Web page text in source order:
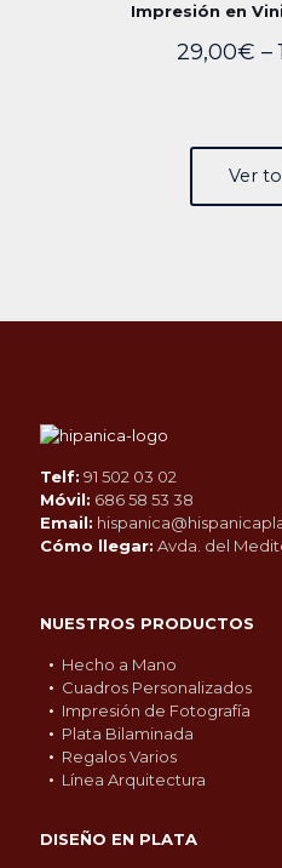
Impresión en
29,00€ –
Ver
Telf: 91 502 03 02
Móvil: 686 58 53 38
Email:
Cómo llegar: Avda. del
NUESTROS PRODUCTOS
Hecho a Mano
Cuadros Personalizados
Impresión de Fotografía
Plata Bilaminada
Regalos Varios
Línea Arquitectura
DISEÑO EN PLATA